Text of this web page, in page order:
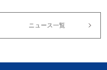
ニュース一覧